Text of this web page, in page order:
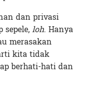
dan privasi
loh. Hanya
merasakan
kita tidak
berhati-hati dan